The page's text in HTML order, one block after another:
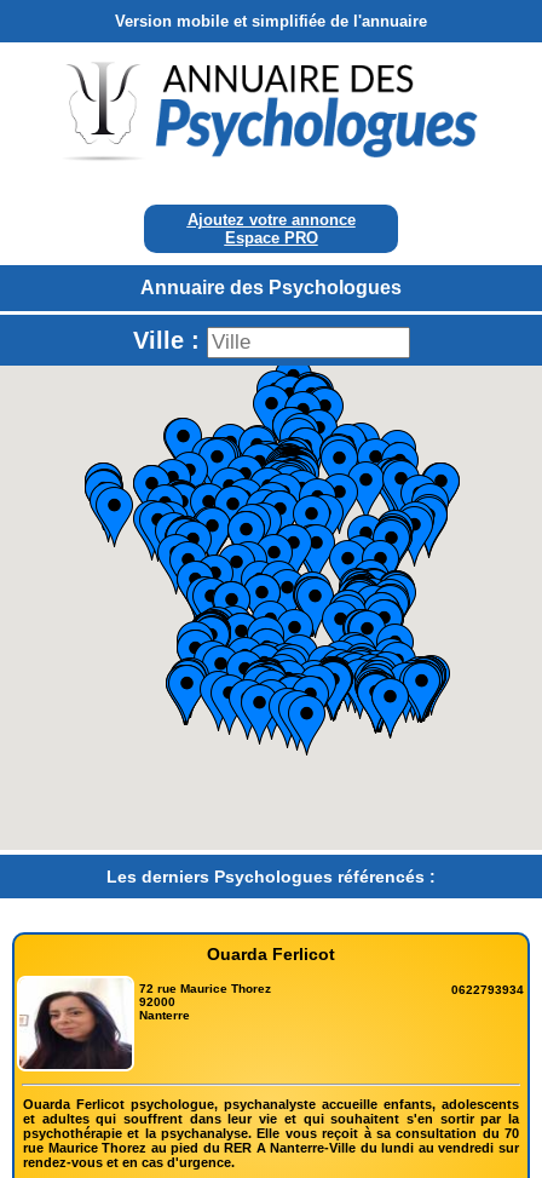
Version mobile et simplifiée de l'annuaire
Ajoutez votre annonce
Espace PRO
Annuaire des Psychologues
Ville :
Les derniers Psychologues référencés :
Ouarda Ferlicot
72 rue Maurice Thorez
92000
Nanterre
0622793934
Ouarda Ferlicot psychologue, psychanalyste accueille enfants, adolescents
et adultes qui souffrent dans leur vie et qui souhaitent s'en sortir par la
psychothérapie et la psychanalyse. Elle vous reçoit à sa consultation du 70
rue Maurice Thorez au pied du RER A Nanterre-Ville du lundi au vendredi sur
rendez-vous et en cas d'urgence.